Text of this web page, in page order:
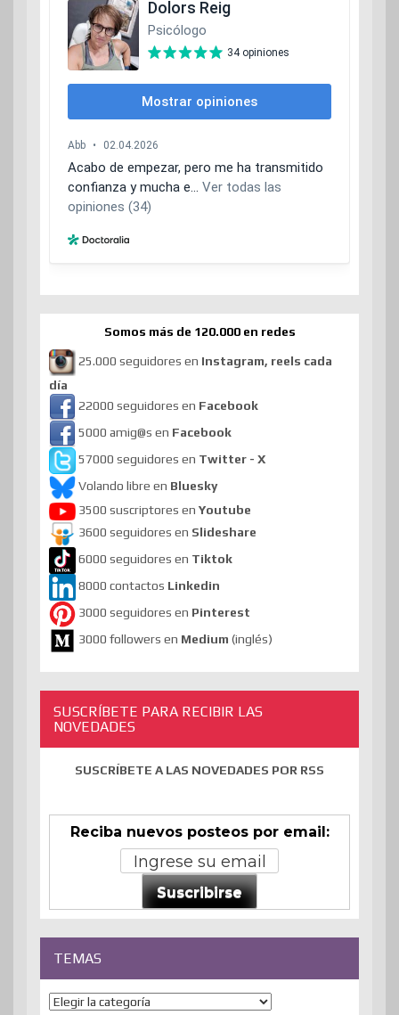
Somos más de 120.000 en redes
25.000 seguidores en Instagram, reels cada
día
22000 seguidores en Facebook
5000 amig@s en Facebook
57000 seguidores en Twitter - X
Volando libre en Bluesky
3500 suscriptores en Youtube
3600 seguidores en Slideshare
6000 seguidores en Tiktok
8000 contactos Linkedin
3000 seguidores en Pinterest
3000 followers en Medium (inglés)
SUSCRÍBETE PARA RECIBIR LAS
NOVEDADES
SUSCRÍBETE A LAS NOVEDADES POR RSS
Reciba nuevos posteos por email:
Suscribirse
TEMAS
Temas